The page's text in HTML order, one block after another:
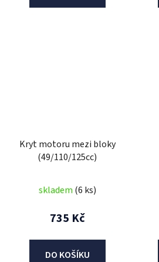
Kryt motoru mezi bloky
(49/110/125cc)
skladem (6 ks)
735 Kč
DO KOŠÍKU